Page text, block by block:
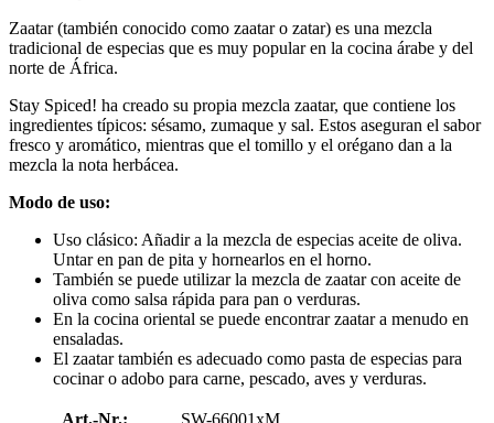
Zaatar (también conocido como zaatar o zatar) es una mezcla
tradicional de especias que es muy popular en la cocina árabe y del
norte de África.
Stay Spiced! ha creado su propia mezcla zaatar, que contiene los
ingredientes típicos: sésamo, zumaque y sal. Estos aseguran el sabor
fresco y aromático, mientras que el tomillo y el orégano dan a la
mezcla la nota herbácea.
Modo de uso:
Uso clásico: Añadir a la mezcla de especias aceite de oliva.
Untar en pan de pita y hornearlos en el horno.
También se puede utilizar la mezcla de zaatar con aceite de
oliva como salsa rápida para pan o verduras.
En la cocina oriental se puede encontrar zaatar a menudo en
ensaladas.
El zaatar también es adecuado como pasta de especias para
cocinar o adobo para carne, pescado, aves y verduras.
Art.-Nr.: SW-66001xM